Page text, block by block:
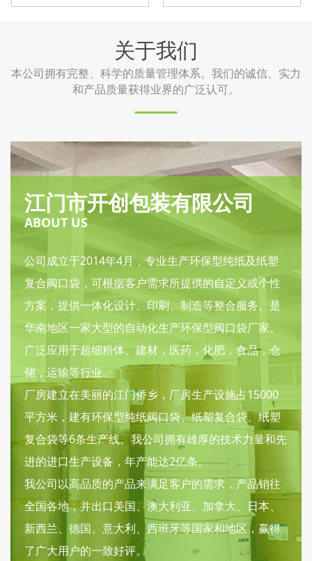
关于我们
本公司拥有完整、科学的质量管理体系。我们的诚信、实力
和产品质量获得业界的广泛认可。
江门市开创包装有限公司
ABOUT US
公司成立于2014年4月，专业生产环保型纯纸及纸塑
复合阀口袋，可根据客户需求所提供的自定义或个性
方案，提供一体化设计、印刷、制造等整合服务。是
华南地区一家大型的自动化生产环保型阀口袋厂家。
广泛应用于超细粉体、建材，医药，化肥，食品，仓
储，运输等行业。
厂房建立在美丽的江门侨乡，厂房生产设施占15000
平方米，建有环保型纯纸阀口袋、纸塑复合袋、纸塑
复合袋等6条生产线。我公司拥有雄厚的技术力量和先
进的进口生产设备，年产能达2亿条。
我公司以高品质的产品来满足客户的需求，产品销往
全国各地，并出口美国、澳大利亚、加拿大、日本、
新西兰、德国、意大利、西班牙等国家和地区，赢得
了广大用户的一致好评。